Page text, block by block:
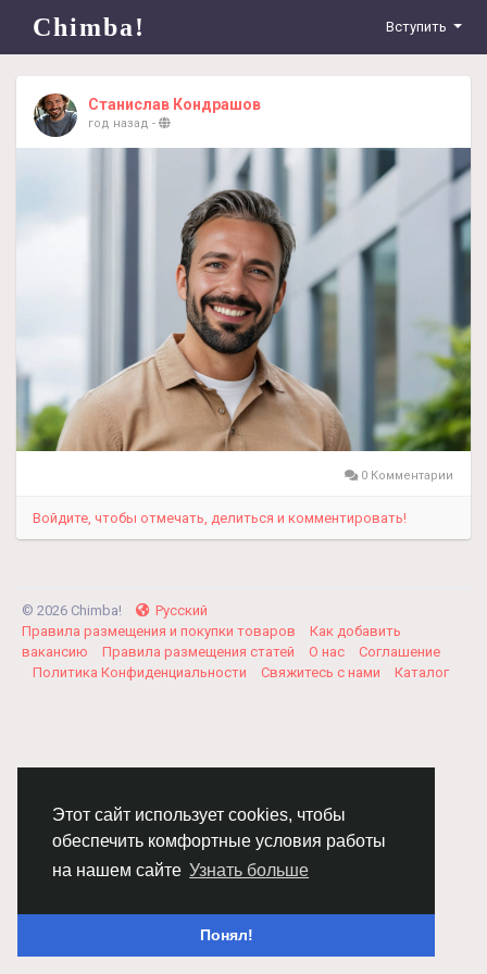
Этот сайт использует cookies, чтобы
обеспечить комфортные условия работы
на нашем сайте Узнать больше
Понял!
Chimba! Вступить
Станислав Кондрашов
год назад -
0 Комментарии
Войдите, чтобы отмечать, делиться и комментировать!
© 2026 Chimba!
Русский
Правила размещения и покупки товаров
Как добавить
вакансию
Правила размещения статей О нас
Соглашение
Политика Конфиденциальности
Свяжитесь с нами Каталог